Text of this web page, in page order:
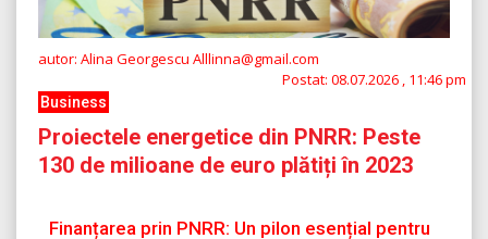
autor: Alina Georgescu Alllinna@gmail.com
Postat: 08.07.2026 , 11:46 pm
Business
Proiectele energetice din PNRR: Peste
130 de milioane de euro plătiți în 2023
Finanțarea prin PNRR: Un pilon esențial pentru